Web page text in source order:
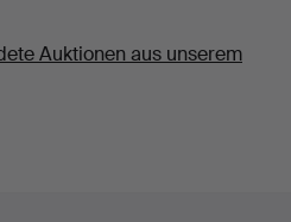
Auktionen aus unserem